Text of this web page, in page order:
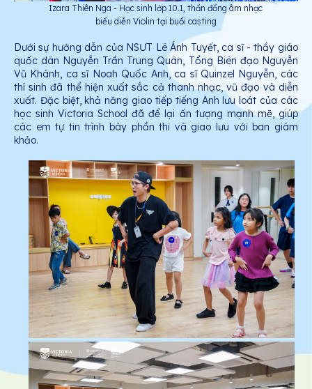
Izara Thiên Nga - Học sinh lớp 10.1, thần đồng âm nhạc
biểu diễn Violin tại buổi casting
Dưới sự hướng dẫn của NSƯT Lê Ánh Tuyết, ca sĩ - thầy giáo
quốc dân Nguyễn Trần Trung Quân, Tổng Biên đạo Nguyễn
Vũ Khánh, ca sĩ Noah Quốc Anh, ca sĩ Quinzel Nguyễn, các
thí sinh đã thể hiện xuất sắc cả thanh nhạc, vũ đạo và diễn
xuất. Đặc biệt, khả năng giao tiếp tiếng Anh lưu loát của các
học sinh Victoria School đã để lại ấn tượng mạnh mẽ, giúp
các em tự tin trình bày phần thi và giao lưu với ban giám
khảo.